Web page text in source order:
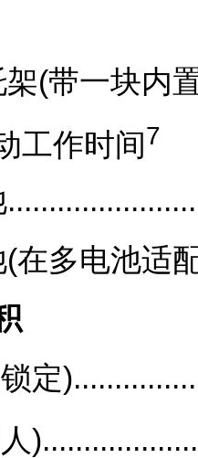
(带一块内
工作时间7
在多电池适
定